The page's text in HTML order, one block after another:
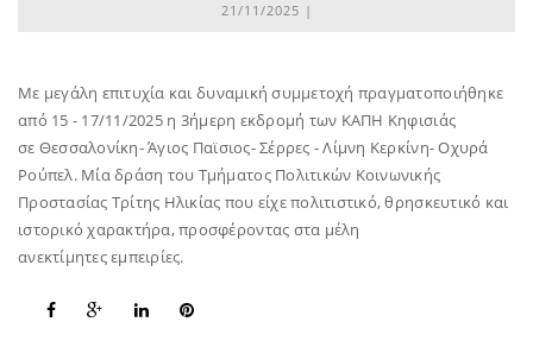
21/11/2025 |
Με μεγάλη επιτυχία και δυναμική συμμετοχή πραγματοποιήθηκε
από 15 - 17/11/2025 η 3ήμερη εκδρομή των ΚΑΠΗ Κηφισιάς
σε Θεσσαλονίκη- Άγιος Παϊσιος- Σέρρες - Λίμνη Κερκίνη- Οχυρά
Ρούπελ. Μία δράση του Τμήματος Πολιτικών Κοινωνικής
Προστασίας Τρίτης Ηλικίας που είχε πολιτιστικό, θρησκευτικό και
ιστορικό χαρακτήρα, προσφέροντας στα μέλη
ανεκτίμητες εμπειρίες.